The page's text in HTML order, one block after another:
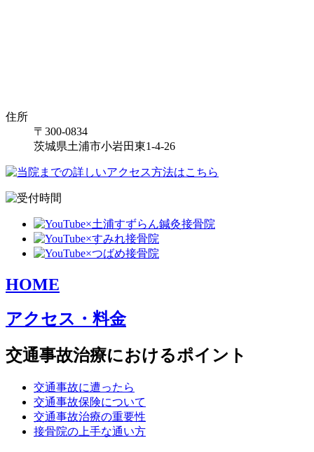
住所
〒300-0834
茨城県土浦市小岩田東1-4-26
HOME
アクセス・料金
交通事故治療におけるポイント
交通事故に遭ったら
交通事故保険について
交通事故治療の重要性
接骨院の上手な通い方